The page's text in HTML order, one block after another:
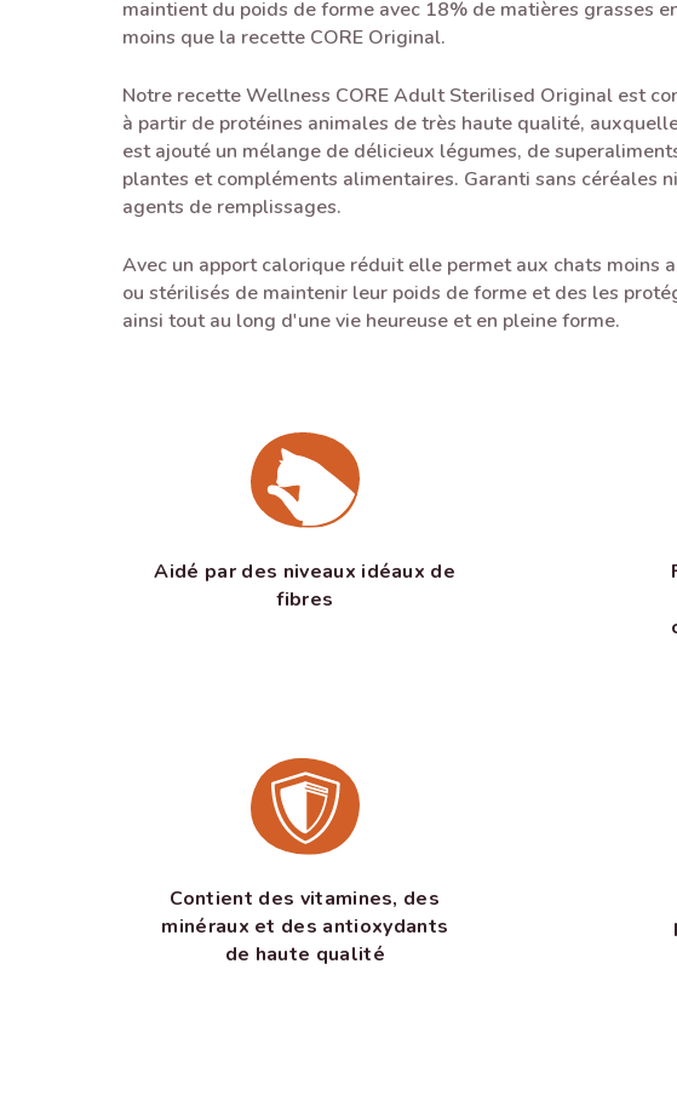
maintient du poids de forme avec 18% de matières grasses
moins que la recette CORE Original.
Notre recette Wellness CORE Adult Sterilised Original est
à partir de protéines animales de très haute qualité,
est ajouté un mélange de délicieux légumes, de
plantes et compléments alimentaires. Garanti sans céréales ni
agents de remplissages.
Avec un apport calorique réduit elle permet aux chats moins
ou stérilisés de maintenir leur poids de forme et des les
ainsi tout au long d'une vie heureuse et en pleine forme.
Aidé par des niveaux idéaux de
fibres
Contient des vitamines, des
minéraux et des antioxydants
de haute qualité